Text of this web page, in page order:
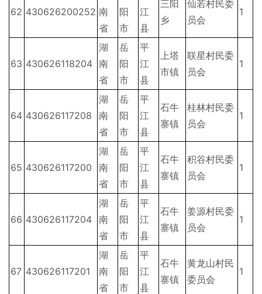
62 430626200252 南
省
阳
市
江
县
三阳
乡
仙若村民委
员会
1
63 430626118204
湖
南
省
岳
阳
市
平
江
县
上塔
市镇
联星村民委
员会
1
64 430626117208
湖
南
省
岳
阳
市
平
江
县
石牛
寨镇
桂林村民委
员会
1
65 430626117200
湖
南
省
岳
阳
市
平
江
县
石牛
寨镇
积谷村民委
员会
1
66 430626117204
湖
南
省
岳
阳
市
平
江
县
石牛
寨镇
姜源村民委
员会
1
67 430626117201
湖
南
省
岳
阳
市
平
江
县
石牛
寨镇
黄龙山村民
委员会
1